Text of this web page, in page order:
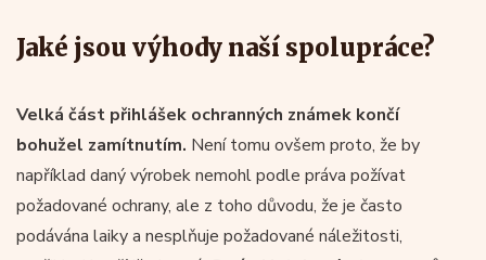
Jaké jsou výhody naší spolupráce?
Velká část přihlášek ochranných známek končí
bohužel zamítnutím. Není tomu ovšem proto, že by
například daný výrobek nemohl podle práva požívat
požadované ochrany, ale z toho důvodu, že je často
podávána laiky a nesplňuje požadované náležitosti,